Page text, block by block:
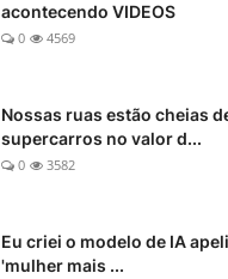
acontecendo VIDEOS
0 4569
Nossas ruas estão cheias
supercarros no valor d...
0 3582
Eu criei o modelo de IA
'mulher mais ...